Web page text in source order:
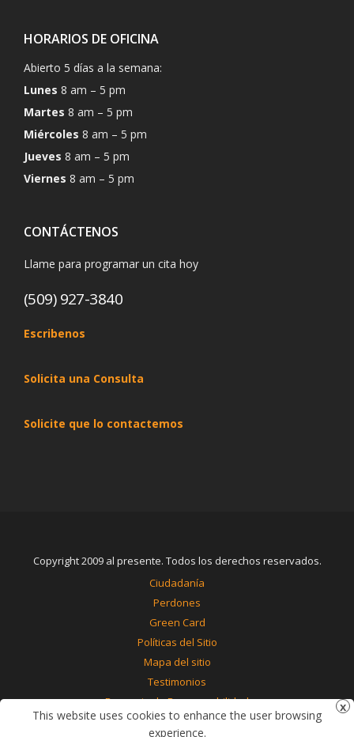
HORARIOS DE OFICINA
Abierto 5 días a la semana:
Lunes 8 am – 5 pm
Martes 8 am – 5 pm
Miércoles 8 am – 5 pm
Jueves 8 am – 5 pm
Viernes 8 am – 5 pm
CONTÁCTENOS
Llame para programar un cita hoy
(509) 927-3840
Escribenos
Solicita una Consulta
Solicite que lo contactemos
Copyright 2009 al presente. Todos los derechos reservados.
Ciudadanía
Perdones
Green Card
Políticas del Sitio
Mapa del sitio
Testimonios
Renuncia de Responsabilidad
Contáctenos
This website uses cookies to enhance the user browsing
experience.